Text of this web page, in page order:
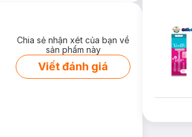
từng đường nét trên khuôn
Chia sẻ nhận xét của bạn về
sản phẩm này
Viết đánh giá